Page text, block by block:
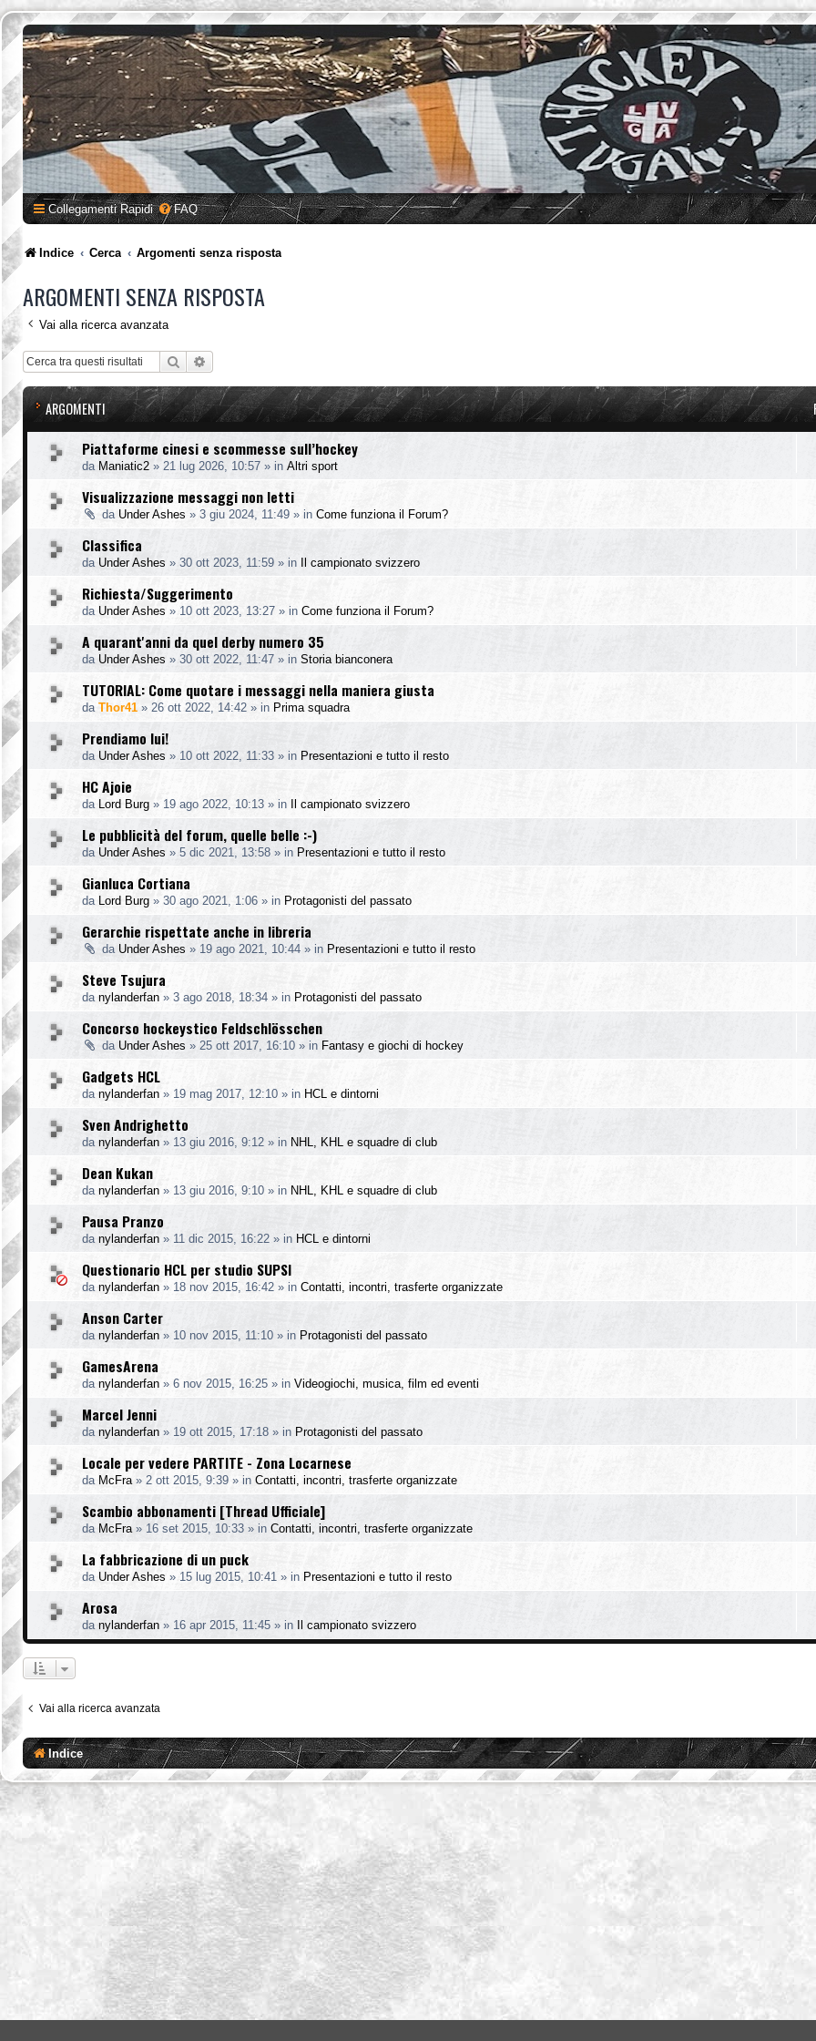
Collegamenti Rapidi FAQ
Indice Cerca Argomenti senza risposta
ARGOMENTI SENZA RISPOSTA
Vai alla ricerca avanzata
Cerca
ARGOMENTI
Piattaforme cinesi e scommesse sull’hockey
da Maniatic2 » 21 lug 2026, 10:57 » in Altri sport
Visualizzazione messaggi non letti
da Under Ashes » 3 giu 2024, 11:49 » in Come funziona il Forum?
Classifica
da Under Ashes » 30 ott 2023, 11:59 » in Il campionato svizzero
Richiesta/Suggerimento
da Under Ashes » 10 ott 2023, 13:27 » in Come funziona il Forum?
A quarant'anni da quel derby numero 35
da Under Ashes » 30 ott 2022, 11:47 » in Storia bianconera
TUTORIAL: Come quotare i messaggi nella maniera giusta
da Thor41 » 26 ott 2022, 14:42 » in Prima squadra
Prendiamo lui!
da Under Ashes » 10 ott 2022, 11:33 » in Presentazioni e tutto il resto
HC Ajoie
da Lord Burg » 19 ago 2022, 10:13 » in Il campionato svizzero
Le pubblicità del forum, quelle belle :-)
da Under Ashes » 5 dic 2021, 13:58 » in Presentazioni e tutto il resto
Gianluca Cortiana
da Lord Burg » 30 ago 2021, 1:06 » in Protagonisti del passato
Gerarchie rispettate anche in libreria
da Under Ashes » 19 ago 2021, 10:44 » in Presentazioni e tutto il resto
Steve Tsujura
da nylanderfan » 3 ago 2018, 18:34 » in Protagonisti del passato
Concorso hockeystico Feldschlösschen
da Under Ashes » 25 ott 2017, 16:10 » in Fantasy e giochi di hockey
Gadgets HCL
da nylanderfan » 19 mag 2017, 12:10 » in HCL e dintorni
Sven Andrighetto
da nylanderfan » 13 giu 2016, 9:12 » in NHL, KHL e squadre di club
Dean Kukan
da nylanderfan » 13 giu 2016, 9:10 » in NHL, KHL e squadre di club
Pausa Pranzo
da nylanderfan » 11 dic 2015, 16:22 » in HCL e dintorni
Questionario HCL per studio SUPSI
da nylanderfan » 18 nov 2015, 16:42 » in Contatti, incontri, trasferte organizzate
Anson Carter
da nylanderfan » 10 nov 2015, 11:10 » in Protagonisti del passato
GamesArena
da nylanderfan » 6 nov 2015, 16:25 » in Videogiochi, musica, film ed eventi
Marcel Jenni
da nylanderfan » 19 ott 2015, 17:18 » in Protagonisti del passato
Locale per vedere PARTITE - Zona Locarnese
da McFra » 2 ott 2015, 9:39 » in Contatti, incontri, trasferte organizzate
Scambio abbonamenti [Thread Ufficiale]
da McFra » 16 set 2015, 10:33 » in Contatti, incontri, trasferte organizzate
La fabbricazione di un puck
da Under Ashes » 15 lug 2015, 10:41 » in Presentazioni e tutto il resto
Arosa
da nylanderfan » 16 apr 2015, 11:45 » in Il campionato svizzero
Vai alla ricerca avanzata
Indice